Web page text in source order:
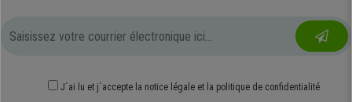
J´ai lu et j´accepte la notice légale et la politique de confidentialité